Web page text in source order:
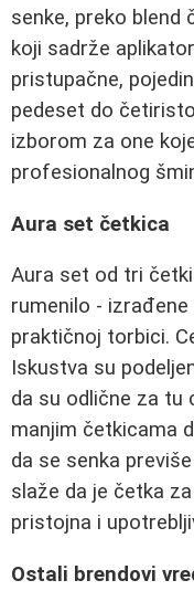
senke, preko blend
koji sadrže
pristupačne,
pedeset do
izborom za one
profesionalnog
Aura set četkica
Aura set od tri
rumenilo -
praktičnoj torbici.
Iskustva su
da su odlične za tu
manjim četkicama
da se senka
slaže da je četka
pristojna i
Ostali brendovi